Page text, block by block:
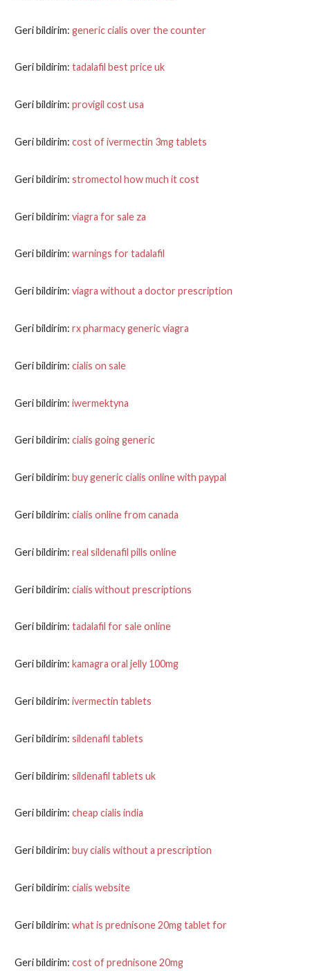
Geri bildirim: generic cialis over the counter
Geri bildirim: tadalafil best price uk
Geri bildirim: provigil cost usa
Geri bildirim: cost of ivermectin 3mg tablets
Geri bildirim: stromectol how much it cost
Geri bildirim: viagra for sale za
Geri bildirim: warnings for tadalafil
Geri bildirim: viagra without a doctor prescription
Geri bildirim: rx pharmacy generic viagra
Geri bildirim: cialis on sale
Geri bildirim: iwermektyna
Geri bildirim: cialis going generic
Geri bildirim: buy generic cialis online with paypal
Geri bildirim: cialis online from canada
Geri bildirim: real sildenafil pills online
Geri bildirim: cialis without prescriptions
Geri bildirim: tadalafil for sale online
Geri bildirim: kamagra oral jelly 100mg
Geri bildirim: ivermectin tablets
Geri bildirim: sildenafil tablets
Geri bildirim: sildenafil tablets uk
Geri bildirim: cheap cialis india
Geri bildirim: buy cialis without a prescription
Geri bildirim: cialis website
Geri bildirim: what is prednisone 20mg tablet for
Geri bildirim: cost of prednisone 20mg